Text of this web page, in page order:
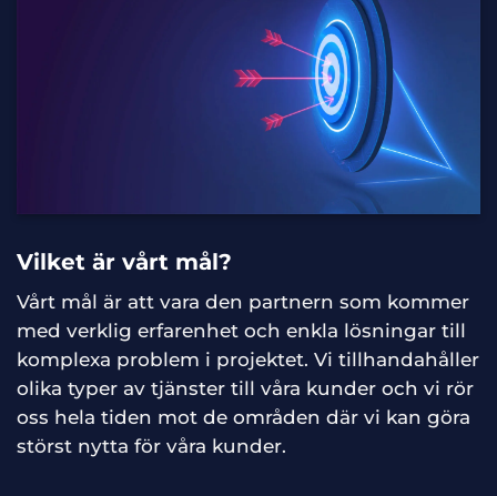
Vilket är vårt mål?
Vårt mål är att vara den partnern som kommer
med verklig erfarenhet och enkla lösningar till
komplexa problem i projektet. Vi tillhandahåller
olika typer av tjänster till våra kunder och vi rör
oss hela tiden mot de områden där vi kan göra
störst nytta för våra kunder.